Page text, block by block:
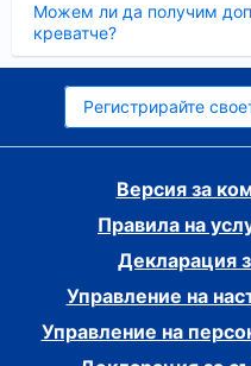
Можем ли да получим
креватче?
Регистрирайте
Версия за
Правила на
Декларация
Управление на
Управление на